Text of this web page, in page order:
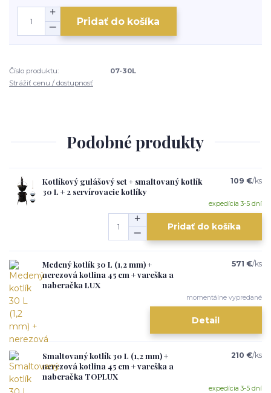
Pridať do košíka
Číslo produktu:
07-30L
Strážiť cenu / dostupnosť
Podobné produkty
Kotlíkový gulášový set + smaltovaný kotlík
30 L + 2 servírovacie kotlíky
109 €/ks
expedícia 3-5 dní
Pridať do košíka
Medený kotlík 30 L (1,2 mm) +
nerezová kotlina 45 cm + vareška a
naberačka LUX
571 €/ks
momentálne vypredané
Detail
Smaltovaný kotlík 30 L (1,2 mm) +
nerezová kotlina 45 cm + vareška a
naberačka TOPLUX
210 €/ks
expedícia 3-5 dní